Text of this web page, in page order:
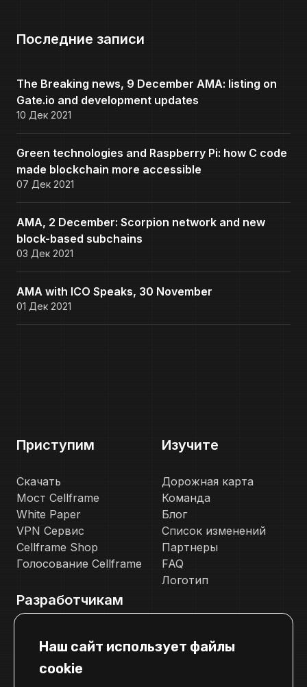
Последние записи
The Breaking news, 9 December AMA: listing on
Gate.io and development updates
10 Дек 2021
Green technologies and Raspberry Pi: how C code
made blockchain more accessible
07 Дек 2021
AMA, 2 December: Scorpion network and new
block-based subchains
03 Дек 2021
AMA with ICO Speaks, 30 November
01 Дек 2021
Приступим
Скачать
Мост Cellframe
White Paper
VPN Сервис
Cellframe Shop
Голосование Cellframe
Изучите
Дорожная карта
Команда
Блог
Список изменений
Партнеры
FAQ
Логотип
Разработчикам
Телеграм канал для разработчиков
Свяжитесь с нами
Наш сайт использует файлы
cookie